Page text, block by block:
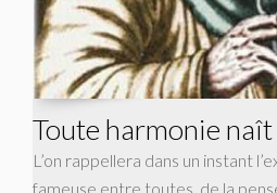
Toute harmonie naît
L’on rappellera dans un instant
fameuse entre toutes, de la